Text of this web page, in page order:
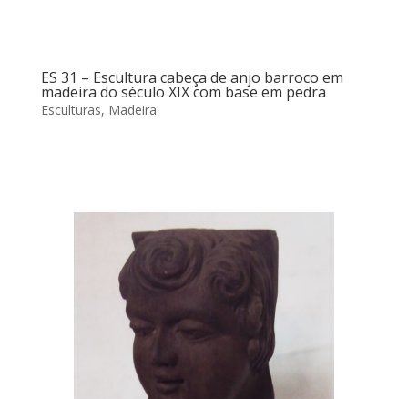
ES 31 – Escultura cabeça de anjo barroco em
madeira do século XIX com base em pedra
Esculturas, Madeira